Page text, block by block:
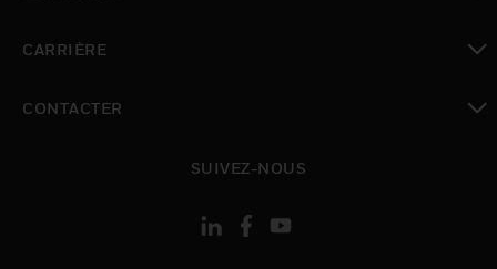
CARRIÈRE
CONTACTER
SUIVEZ-NOUS